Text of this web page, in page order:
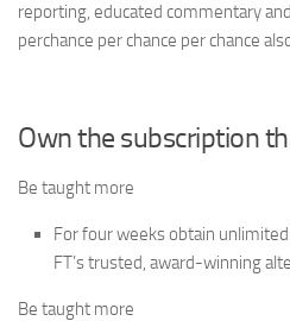
reporting, educated commentary
perchance per chance per chance
Own the subscription
Be taught more
For four weeks obtain
FT’s trusted, award-winning
Be taught more